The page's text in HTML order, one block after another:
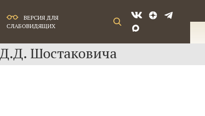
ВЕРСИЯ ДЛЯ
СЛАБОВИДЯЩИХ
Шостаковича